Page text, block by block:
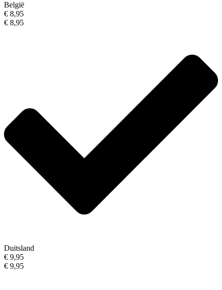
België
€ 8,95
€ 8,95
Duitsland
€ 9,95
€ 9,95